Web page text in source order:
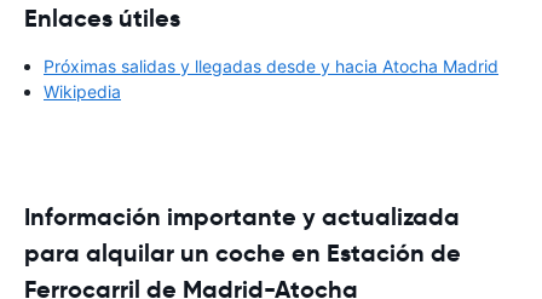
Enlaces útiles
Próximas salidas y llegadas desde y hacia Atocha Madrid
Wikipedia
Información importante y actualizada
para alquilar un coche en Estación de
Ferrocarril de Madrid-Atocha